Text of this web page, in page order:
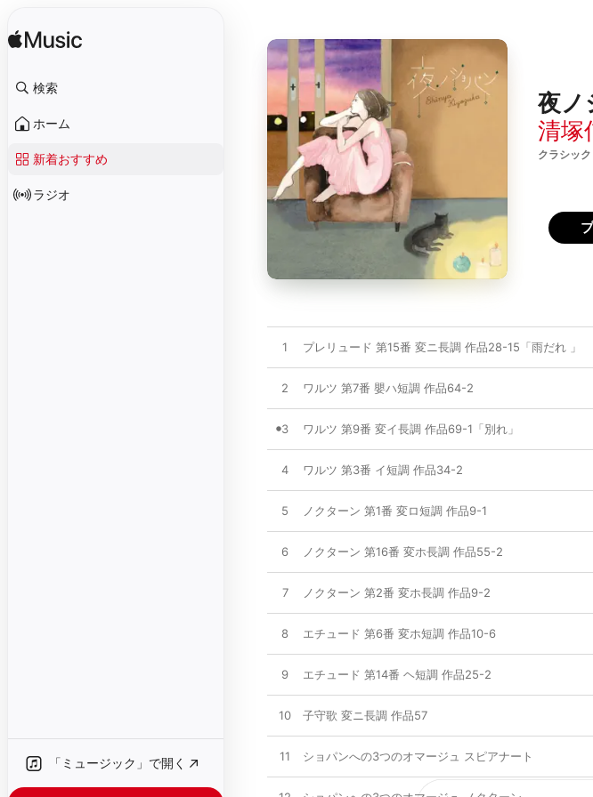
検索
ホーム
新着おすすめ
ラジオ
「ミュージック」で開く
夜ノ
清塚
クラシッ
1 プレリュード 第15番 変ニ長調 作品28-15「雨だれ 」
2 ワルツ 第7番 嬰ハ短調 作品64-2
3 ワルツ 第9番 変イ長調 作品69-1「別れ」
4 ワルツ 第3番 イ短調 作品34-2
5 ノクターン 第1番 変ロ短調 作品9-1
6 ノクターン 第16番 変ホ長調 作品55-2
7 ノクターン 第2番 変ホ長調 作品9-2
8 エチュード 第6番 変ホ短調 作品10-6
9 エチュード 第14番 ヘ短調 作品25-2
10 子守歌 変ニ長調 作品57
11 ショパンへの3つのオマージュ スピアナート